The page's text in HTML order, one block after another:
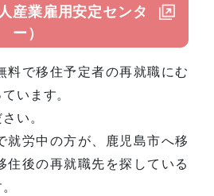
産業雇用安定センタ
ー）
料で移住予定者の再就職にむ
います。
い。
就労中の方が、鹿児島市へ移
住後の再就職先を探している